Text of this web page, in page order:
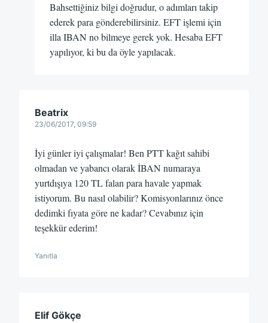
Bahsettiğiniz bilgi doğrudur, o adımları takip
ederek para gönderebilirsiniz. EFT işlemi için
illa IBAN no bilmeye gerek yok. Hesaba EFT
yapılıyor, ki bu da öyle yapılacak.
Beatrix
23/06/2017, 09:59
İyi günler iyi çalışmalar! Ben PTT kağıt sahibi
olmadan ve yabancı olarak İBAN numaraya
yurtdışıya 120 TL falan para havale yapmak
istiyorum. Bu nasıl olabilir? Komisyonlarınız önce
dedimki fıyata göre ne kadar? Cevabınız için
teşekkür ederim!
Yanıtla
Elif Gökçe